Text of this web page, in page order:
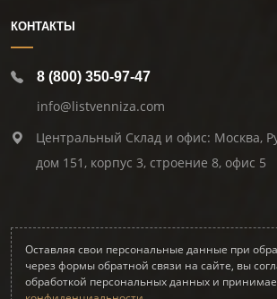
КОНТАКТЫ
8 (800) 350-97-47
info@listvenniza.com
Центральный Склад и офис: Москва,
дом 151, корпус 3, строение 8, офис 5
Оставляя свои персональные данные при
через формы обратной связи на сайте, вы
обработкой персональных данных и